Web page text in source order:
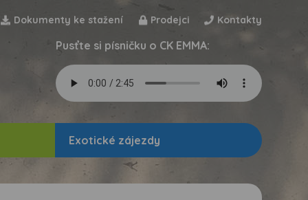
Dokumenty ke stažení Prodejci Kontakty
Pusťte si písničku o CK EMMA:
Exotické zájezdy